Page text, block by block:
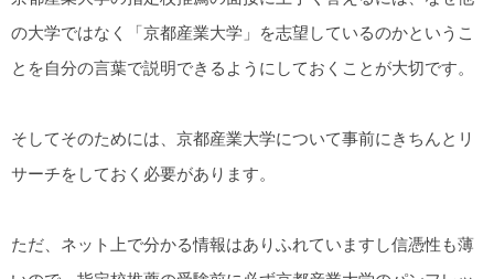
の大学ではなく「京都産業大学」を志望しているのかというこ
とを自分の言葉で説明できるようにしておくことが大切です。
そしてそのためには、京都産業大学について事前にきちんとリ
サーチをしておく必要があります。
ただ、ネット上で分かる情報はありふれていますし信憑性も薄